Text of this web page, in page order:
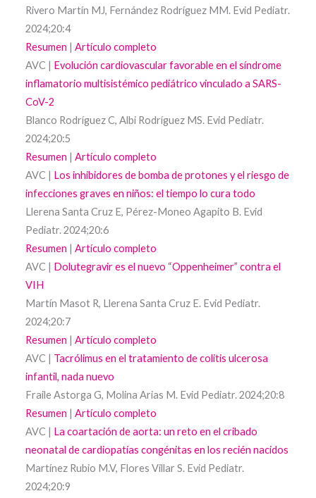
Rivero Martín MJ, Fernández Rodríguez MM. Evid Pediatr.
2024;20:4
Resumen | Artículo completo
AVC | Evolución cardiovascular favorable en el síndrome
inflamatorio multisistémico pediátrico vinculado a SARS-
CoV-2
Blanco Rodríguez C, Albi Rodríguez MS. Evid Pediatr.
2024;20:5
Resumen | Artículo completo
AVC | Los inhibidores de bomba de protones y el riesgo de
infecciones graves en niños: el tiempo lo cura todo
Llerena Santa Cruz E, Pérez-Moneo Agapito B. Evid
Pediatr. 2024;20:6
Resumen | Artículo completo
AVC | Dolutegravir es el nuevo “Oppenheimer” contra el
VIH
Martín Masot R, Llerena Santa Cruz E. Evid Pediatr.
2024;20:7
Resumen | Artículo completo
AVC | Tacrólimus en el tratamiento de colitis ulcerosa
infantil, nada nuevo
Fraile Astorga G, Molina Arias M. Evid Pediatr. 2024;20:8
Resumen | Artículo completo
AVC | La coartación de aorta: un reto en el cribado
neonatal de cardiopatías congénitas en los recién nacidos
Martínez Rubio M.V, Flores Villar S. Evid Pediatr.
2024;20:9